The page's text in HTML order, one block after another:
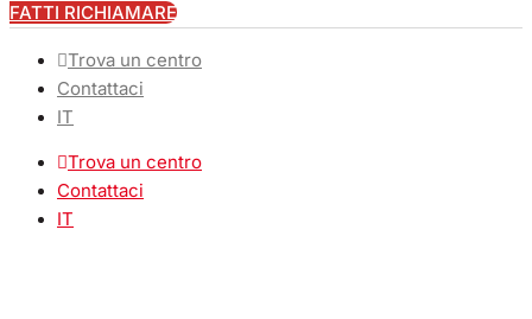
FATTI RICHIAMARE
Trova un centro
Contattaci
IT
Trova un centro
Contattaci
IT